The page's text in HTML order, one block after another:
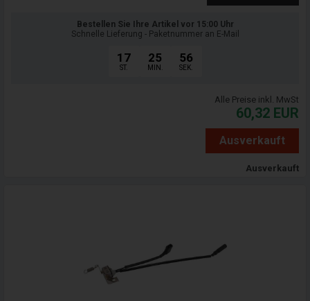
Bestellen Sie Ihre Artikel vor 15:00 Uhr
Schnelle Lieferung - Paketnummer an E-Mail
17
ST.
25
MIN.
55
SEK.
Alle Preise inkl. MwSt
60,32 EUR
Ausverkauft
Ausverkauft